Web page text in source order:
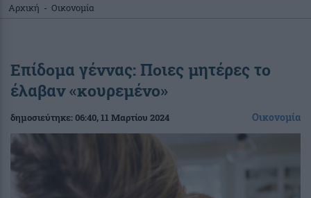
Αρχική - Οικονομία
Επίδομα γέννας: Ποιες μητέρες το
έλαβαν «κουρεμένο»
δημοσιεύτηκε:06:40, 11 Μαρτίου 2024 Οικονομία